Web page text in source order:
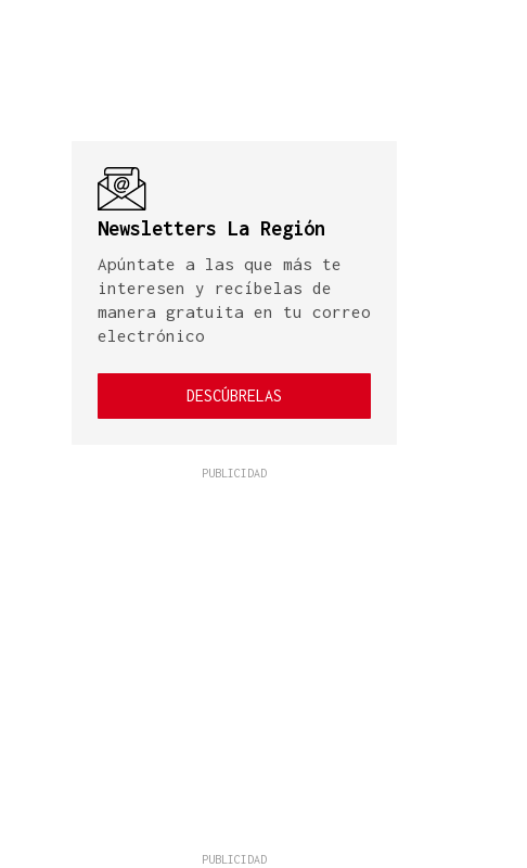
Newsletters La Región
Apúntate a las que más te
interesen y recíbelas de
manera gratuita en tu correo
electrónico
DESCÚBRELAS